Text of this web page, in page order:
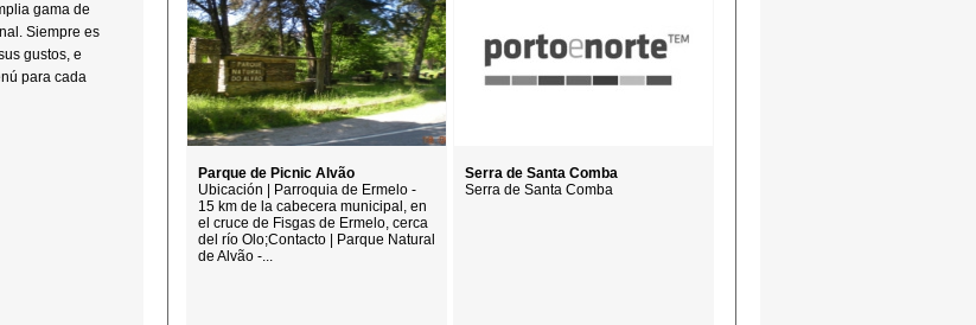
gama de
Siempre es
gustos, e
para cada
Parque de Picnic Alvão
Ubicación | Parroquia de Ermelo -
15 km de la cabecera municipal, en
el cruce de Fisgas de Ermelo, cerca
del río Olo;Contacto | Parque Natural
de Alvão -...
Serra de Santa Comba
Serra de Santa Comba